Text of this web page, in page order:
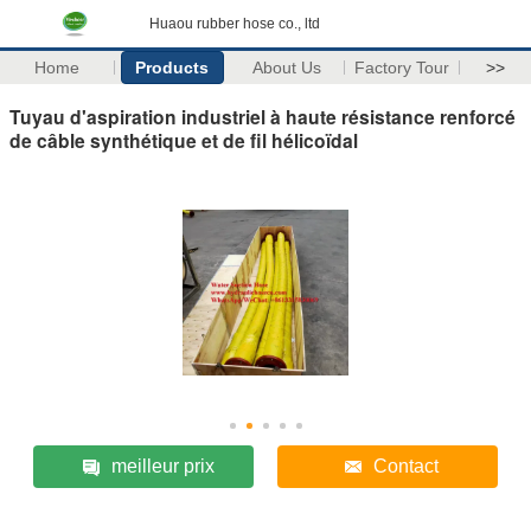
Huaou rubber hose co., ltd
Home Products About Us Factory Tour >>
Tuyau d'aspiration industriel à haute résistance renforcé
de câble synthétique et de fil hélicoïdal
meilleur prix Contact